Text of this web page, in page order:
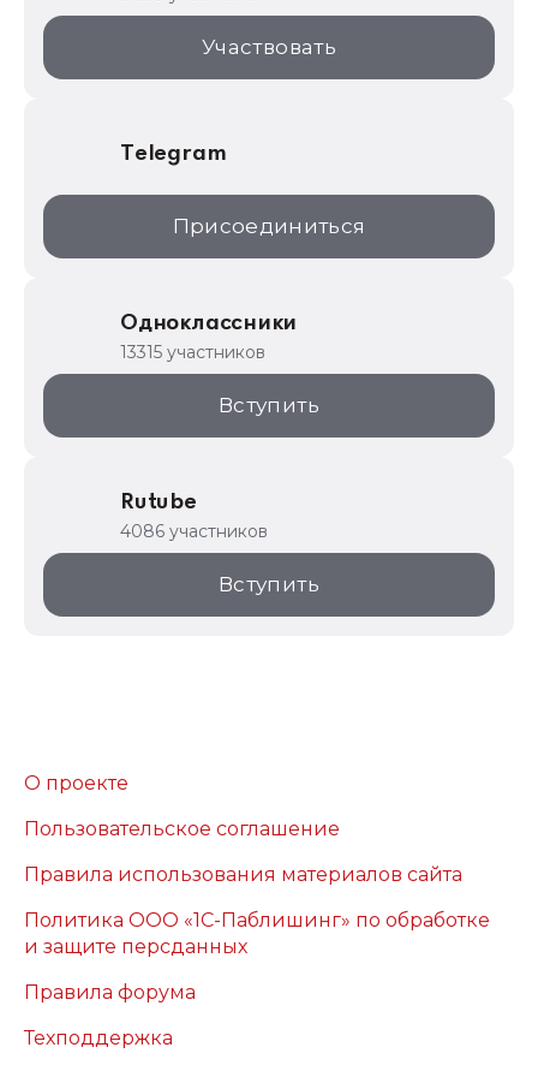
1С:Торговая площадка
Участвовать
Telegram
Присоединиться
Одноклассники
13315 участников
Вступить
Rutube
4086 участников
Вступить
О проекте
Пользовательское соглашение
Правила использования материалов сайта
Политика ООО «1С-Паблишинг» по обработке
и защите персданных
Правила форума
Техподдержка